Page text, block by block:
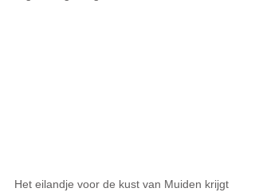
Het eilandje voor de kust van Muiden krijgt